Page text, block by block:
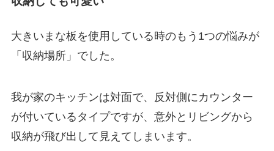
大きいまな板を使用している時のもう1つの悩みが
「収納場所」でした。
我が家のキッチンは対面で、反対側にカウンター
が付いているタイプですが、意外とリビングから
収納が飛び出して見えてしまいます。